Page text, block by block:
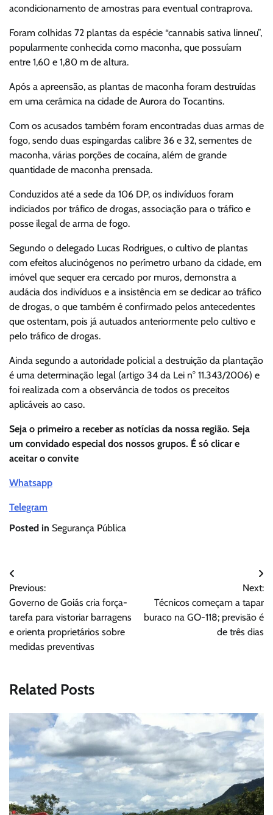
acondicionamento de amostras para eventual contraprova.
Foram colhidas 72 plantas da espécie “cannabis sativa linneu”,
popularmente conhecida como maconha, que possuíam
entre 1,60 e 1,80 m de altura.
Após a apreensão, as plantas de maconha foram destruídas
em uma cerâmica na cidade de Aurora do Tocantins.
Com os acusados também foram encontradas duas armas de
fogo, sendo duas espingardas calibre 36 e 32, sementes de
maconha, várias porções de cocaína, além de grande
quantidade de maconha prensada.
Conduzidos até a sede da 106 DP, os indivíduos foram
indiciados por tráfico de drogas, associação para o tráfico e
posse ilegal de arma de fogo.
Segundo o delegado Lucas Rodrigues, o cultivo de plantas
com efeitos alucinógenos no perímetro urbano da cidade, em
imóvel que sequer era cercado por muros, demonstra a
audácia dos indivíduos e a insistência em se dedicar ao tráfico
de drogas, o que também é confirmado pelos antecedentes
que ostentam, pois já autuados anteriormente pelo cultivo e
pelo tráfico de drogas.
Ainda segundo a autoridade policial a destruição da plantação
é uma determinação legal (artigo 34 da Lei n° 11.343/2006) e
foi realizada com a observância de todos os preceitos
aplicáveis ao caso.
Seja o primeiro a receber as notícias da nossa região. Seja
um convidado especial dos nossos grupos. É só clicar e
aceitar o convite
Whatsapp
Telegram
Posted in Segurança Pública
Navegação
de
Post
Previous:
Governo de Goiás cria força-
tarefa para vistoriar barragens
e orienta proprietários sobre
medidas preventivas
Next:
Técnicos começam a tapar
buraco na GO-118; previsão é
de três dias
Related Posts